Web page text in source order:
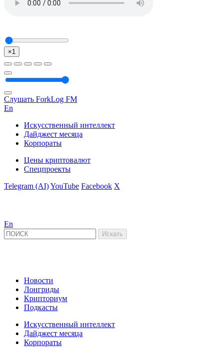
×1
Слушать ForkLog FM
En
Искусственный интеллект
Дайджест месяца
Корпораты
Цены криптовалют
Спецпроекты
Telegram (AI)YouTube Facebook X
En
Новости
Лонгриды
Крипториум
Подкасты
Искусственный интеллект
Дайджест месяца
Корпораты